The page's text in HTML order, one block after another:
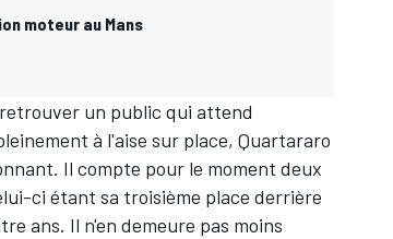
moteur au Mans
un public qui attend
à l'aise sur place, Quartararo
Il compte pour le moment deux
ci étant sa troisième place derrière
ans. Il n'en demeure pas moins